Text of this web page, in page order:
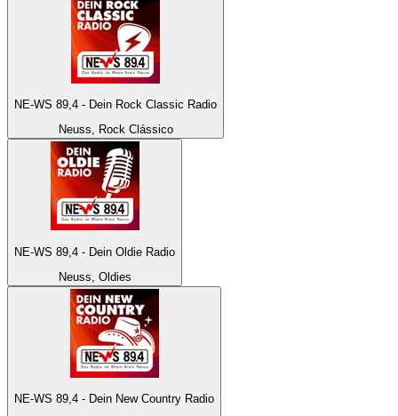
NE-WS 89,4 - Dein Rock Classic Radio
Neuss, Rock Clássico
NE-WS 89,4 - Dein Oldie Radio
Neuss, Oldies
NE-WS 89,4 - Dein New Country Radio